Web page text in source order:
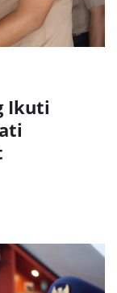
Ikuti